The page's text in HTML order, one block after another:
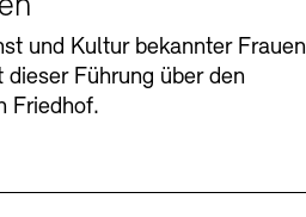
und Kultur bekannter Frauen
Führung über den
Friedhof.